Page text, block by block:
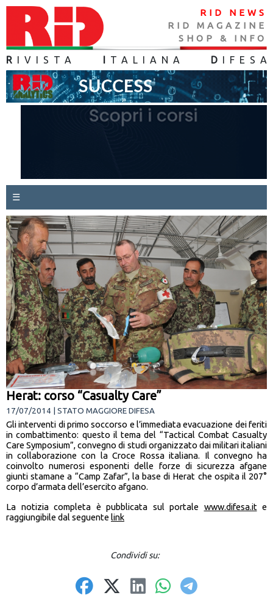
RID NEWS
RID MAGAZINE
SHOP & INFO
R IVISTA TALIANA D IFES A
☰
Herat: corso “Casualty Care”
17/07/2014 | STATO MAGGIORE DIFESA
Gli interventi di primo soccorso e l’immediata evacuazione dei feriti
in combattimento: questo il tema del “Tactical Combat Casualty
Care Symposium”, convegno di studi organizzato dai militari italiani
in collaborazione con la Croce Rossa italiana. Il convegno ha
coinvolto numerosi esponenti delle forze di sicurezza afgane
giunti stamane a “Camp Zafar”, la base di Herat che ospita il 207°
corpo d’armata dell’esercito afgano.
La notizia completa è pubblicata sul portale www.difesa.it e
raggiungibile dal seguente link
Condividi su: